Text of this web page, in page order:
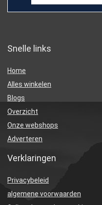
Snelle links
Home
Alles winkelen
Blogs
Overzicht
Onze webshops
Adverteren
Verklaringen
Privacybeleid
algemene voorwaarden